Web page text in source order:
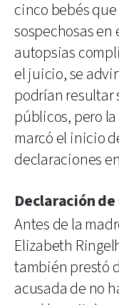
cinco bebés
sospechosas en
autopsias
el juicio, se
podrían resultar
públicos, pero
marcó el inicio
declaraciones
Declaración
Antes de la
Elizabeth
también prestó
acusada de no